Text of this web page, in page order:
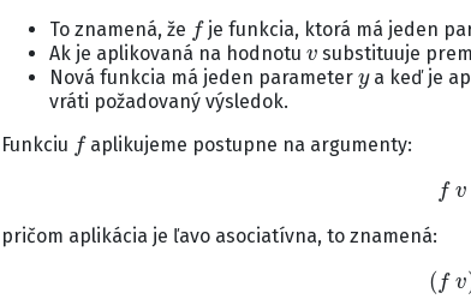
To znamená, že
f
je funkcia, ktorá má jeden
Ak je aplikovaná na hodnotu
v
substituuje
Nová funkcia má jeden parameter
y
a keď je
vráti požadovaný výsledok.
Funkciu
f
aplikujeme postupne na argumenty:
f v
pričom aplikácia je ľavo asociatívna, to znamená:
(f v